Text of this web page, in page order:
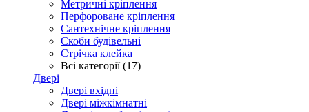
Метричні кріплення
Перфороване кріплення
Сантехнічне кріплення
Скоби будівельні
Стрічка клейка
Всі категорії (17)
Двері
Двері вхідні
Двері міжкімнатні